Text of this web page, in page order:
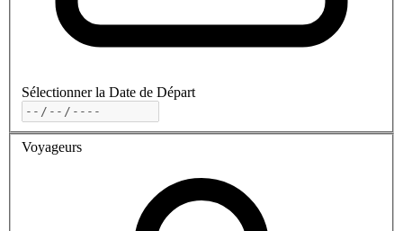
Sélectionner la Date de Départ
Voyageurs